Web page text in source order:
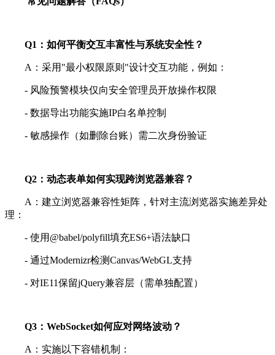
Q1：如何平衡交互丰富性与系统安全性？
A：采用"最小权限原则"设计交互功能，例如：
- 风险预警模块仅向安全管理员开放操作权限
- 数据导出功能实施IP白名单控制
- 敏感操作（如删除台账）需二次身份验证
Q2：动态表单如何实现跨浏览器兼容？
A：建立浏览器兼容性矩阵，针对主流浏览器实施差异处
理：
- 使用@babel/polyfill填充ES6+语法缺口
- 通过Modernizr检测Canvas/WebGL支持
- 对IE11保留jQuery兼容层（需单独配置）
Q3：WebSocket如何应对网络波动？
A：实施以下容错机制：